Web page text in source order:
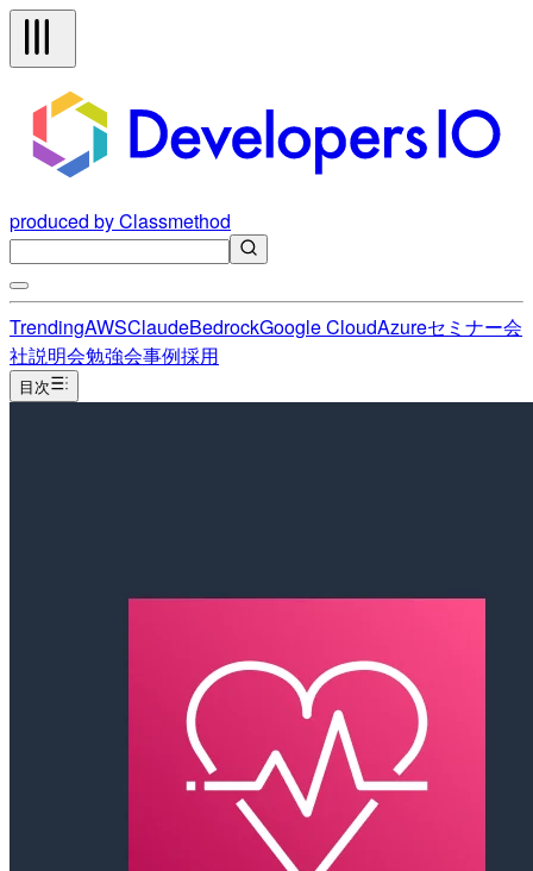
produced by Classmethod
TrendingAWSClaudeBedrockGoogle CloudAzureセミナー会
社説明会勉強会事例採用
目次